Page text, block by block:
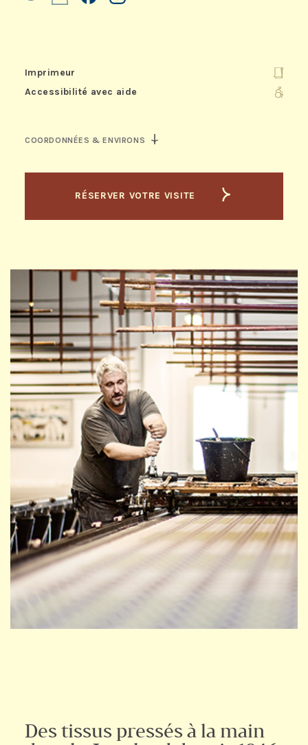
COORDONNÉES & ENVIRONS
Imprimeur
Accessibilité avec aide
Des tissus pressés à la main
RÉSERVER VOTRE VISITE